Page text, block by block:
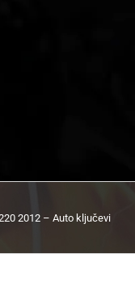
2012 – Auto ključevi